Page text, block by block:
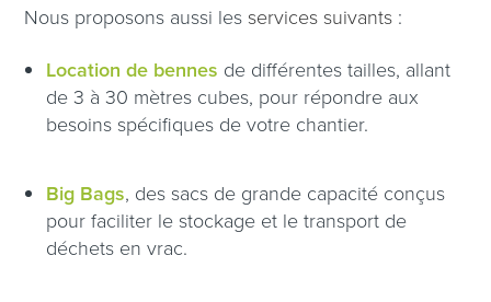
Nous proposons aussi les services suivants :
Location de bennes de différentes tailles, allant
de 3 à 30 mètres cubes, pour répondre aux
besoins spécifiques de votre chantier.
Big Bags, des sacs de grande capacité conçus
pour faciliter le stockage et le transport de
déchets en vrac.